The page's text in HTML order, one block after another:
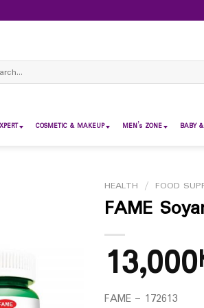
COSMETIC & MAKEUP MEN’s ZONE BABY
HEALTH / FOOD
FAME
13,000
FAME – 172613